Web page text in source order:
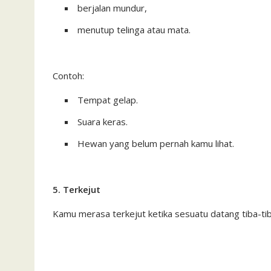
berjalan mundur,
menutup telinga atau mata.
Contoh:
Tempat gelap.
Suara keras.
Hewan yang belum pernah kamu lihat.
5. Terkejut
Kamu merasa terkejut ketika sesuatu datang tiba-